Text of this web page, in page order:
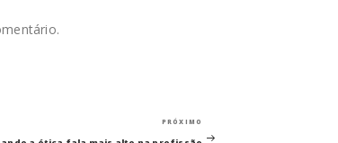
PRÓXIMO